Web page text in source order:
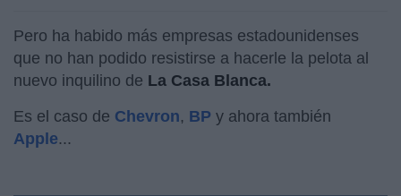
Pero ha habido más empresas estadounidenses
que no han podido resistirse a hacerle la pelota al
nuevo inquilino de La Casa Blanca.
Es el caso de Chevron, BP y ahora también
Apple...